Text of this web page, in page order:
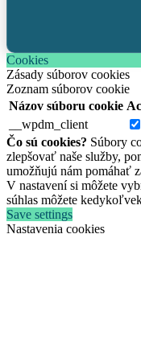
Cookies
Zásady súborov cookies
Zoznam súborov cookie
Názov súboru cookie
__wpdm_client
Čo sú cookies? Súbory
zlepšovať naše služby,
umožňujú nám pomáhať
V nastavení si môžete
súhlas môžete
Save settings
Nastavenia cookies